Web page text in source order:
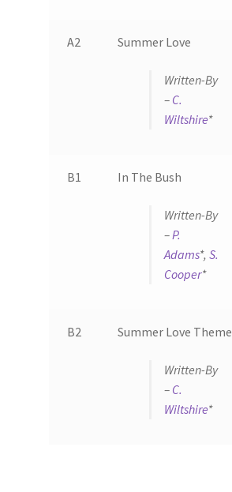
A2 Summer Love
Written-By
– C.
Wiltshire*
B1 In The Bush
Written-By
–P.
Adams*, S.
Cooper*
B2 Summer Love Theme
Written-By
– C.
Wiltshire*